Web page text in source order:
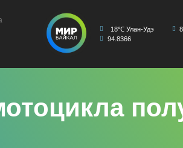
18℃ Улан-Удэ
94.8366